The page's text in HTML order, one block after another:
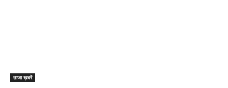
ताजा ख़बरें